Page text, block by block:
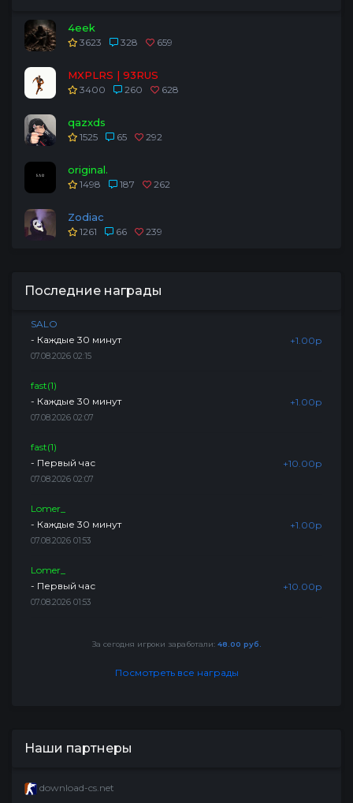
4eek
3623 328 659
MXPLRS | 93RUS
3400 260 628
qazxds
1525 65 292
original.
1498 187 262
Zodiac
1261 66 239
Последние награды
SALO
- Каждые 30 минут
07.08.2026 02:15
+1.00р
fast(1)
- Каждые 30 минут
07.08.2026 02:07
+1.00р
fast(1)
- Первый час
07.08.2026 02:07
+10.00р
Lomer_
- Каждые 30 минут
07.08.2026 01:53
+1.00р
Lomer_
- Первый час
07.08.2026 01:53
+10.00р
За сегодня игроки заработали: 48.00 руб.
Посмотреть все награды
Наши партнеры
download-cs.net